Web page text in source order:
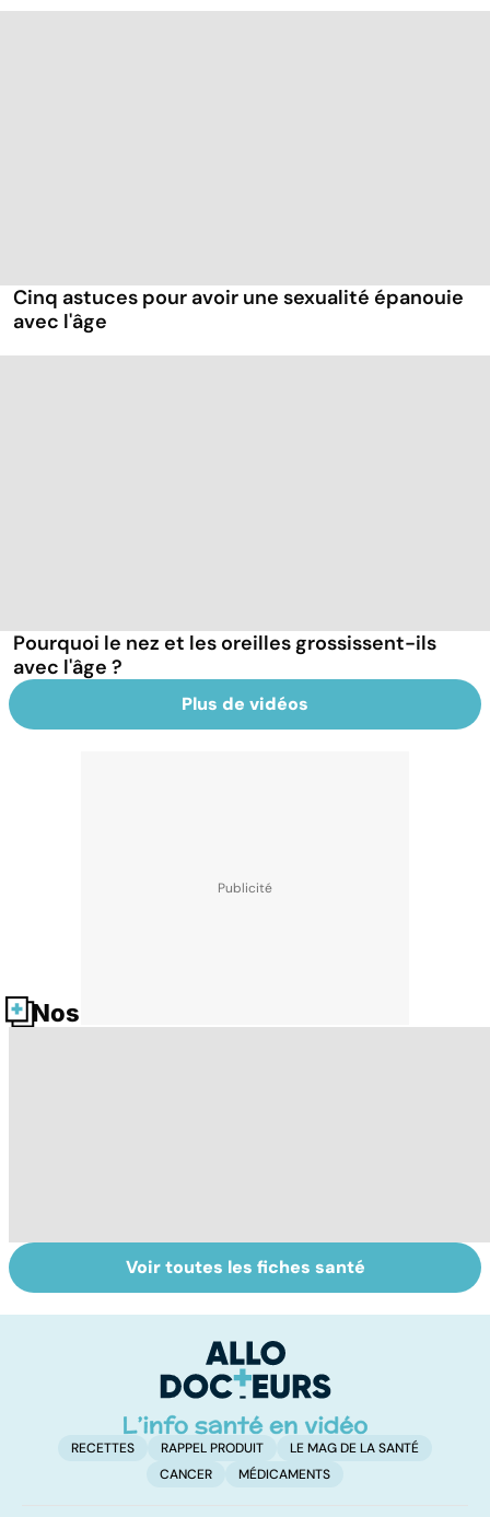
Cinq astuces pour avoir une sexualité épanouie
avec l'âge
Pourquoi le nez et les oreilles grossissent-ils
avec l'âge ?
Plus de vidéos
Nos fiches santé
Centenaires, des
exemples de
Personnes
âgées : faire face
d'autonomie
Voir toutes les fiches santé
RECETTES RAPPEL PRODUIT
LE MAG DE LA SANTÉ
CANCER
MÉDICAMENTS